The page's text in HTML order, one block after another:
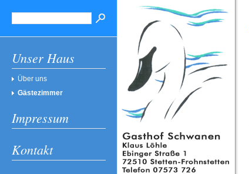
Unser Haus
Über uns
Gästezimmer
Impressum
Kontakt